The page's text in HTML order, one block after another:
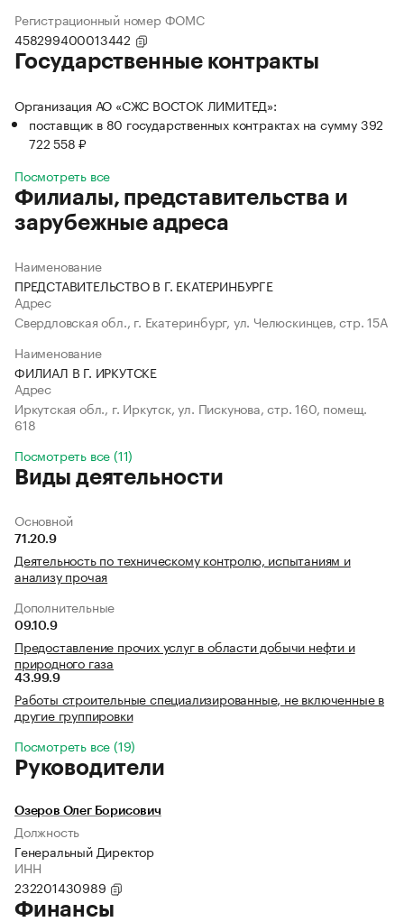
Регистрационный номер ФОМС
458299400013442
Государственные контракты
Организация АО «СЖС ВОСТОК ЛИМИТЕД»:
поставщик в 80 государственных контрактах на сумму 392
722 558 ₽
Посмотреть все
Филиалы, представительства и
зарубежные адреса
Наименование
ПРЕДСТАВИТЕЛЬСТВО В Г. ЕКАТЕРИНБУРГЕ
Адрес
Свердловская обл., г. Екатеринбург, ул. Челюскинцев, стр. 15А
Наименование
ФИЛИАЛ В Г. ИРКУТСКЕ
Адрес
Иркутская обл., г. Иркутск, ул. Пискунова, стр. 160, помещ.
618
Посмотреть все (11)
Виды деятельности
Основной
71.20.9
Деятельность по техническому контролю, испытаниям и
анализу прочая
Дополнительные
09.10.9
Предоставление прочих услуг в области добычи нефти и
природного газа
43.99.9
Работы строительные специализированные, не включенные в
другие группировки
Посмотреть все (19)
Руководители
Озеров Олег Борисович
Должность
Генеральный Директор
ИНН
232201430989
Финансы